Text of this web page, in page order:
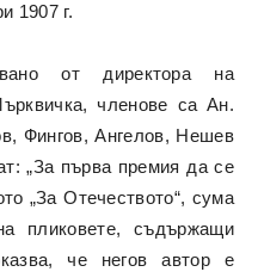
1907 г.
от директора на
членове са Ан.
Фингов, Ангелов, Нешев
„За първа премия да се
„За Отечеството“, сума
пликовете, съдържащи
че негов автор е